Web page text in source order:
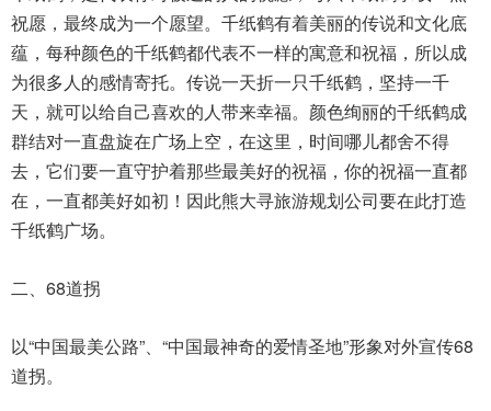
祝愿，最终成为一个愿望。千纸鹤有着美丽的传说和文化底
蕴，每种颜色的千纸鹤都代表不一样的寓意和祝福，所以成
为很多人的感情寄托。传说一天折一只千纸鹤，坚持一千
天，就可以给自己喜欢的人带来幸福。颜色绚丽的千纸鹤成
群结对一直盘旋在广场上空，在这里，时间哪儿都舍不得
去，它们要一直守护着那些最美好的祝福，你的祝福一直都
在，一直都美好如初！因此熊大寻旅游规划公司要在此打造
千纸鹤广场。
二、68道拐
以“中国最美公路”、“中国最神奇的爱情圣地”形象对外宣传68
道拐。